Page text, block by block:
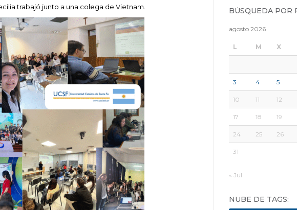
trabajó junto a una colega de Vietnam. BÚSQUEDA POR
agosto 2026
L M X
3 4 5
10 11 12
17 18 19
24 25 26
31
« Jul
NUBE DE TAGS: